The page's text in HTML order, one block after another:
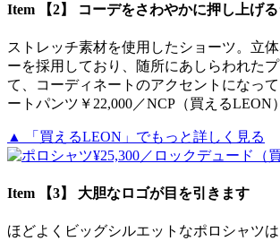
Item 【2】 コーデをさわやかに押し上げ
ストレッチ素材を使用したショーツ。立
ーを採用しており、随所にあしらわれた
て、コーディネートのアクセントになっ
ートパンツ￥22,000／NCP（買えるLEON）
▲ 「買えるLEON」でもっと詳しく見る
Item 【3】 大胆なロゴが目を引きます
ほどよくビッグシルエットなポロシャツ